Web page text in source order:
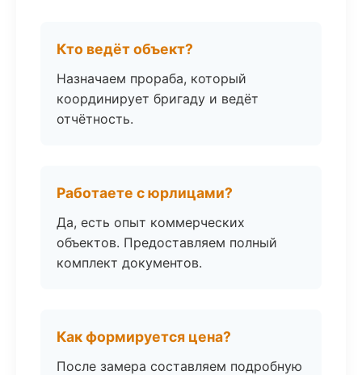
Кто ведёт объект?
Назначаем прораба, который
координирует бригаду и ведёт
отчётность.
Работаете с юрлицами?
Да, есть опыт коммерческих
объектов. Предоставляем полный
комплект документов.
Как формируется цена?
После замера составляем подробную